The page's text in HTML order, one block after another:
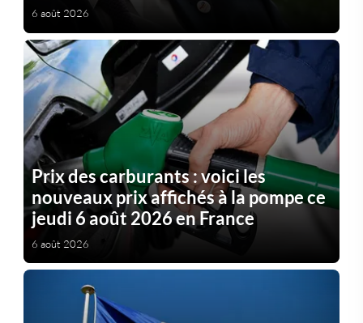
6 août 2026
Prix des carburants : voici les
nouveaux prix affichés à la pompe ce
jeudi 6 août 2026 en France
6 août 2026